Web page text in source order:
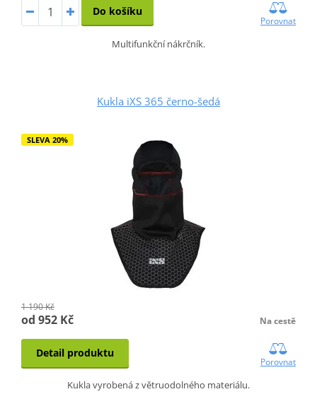
Do košíku
Porovnat
Multifunkční nákrčník.
Kukla iXS 365 černo-šedá
SLEVA 20%
1 190 Kč
od 952 Kč Na cestě
Detail produktu
Porovnat
Kukla vyrobená z větruodolného materiálu.